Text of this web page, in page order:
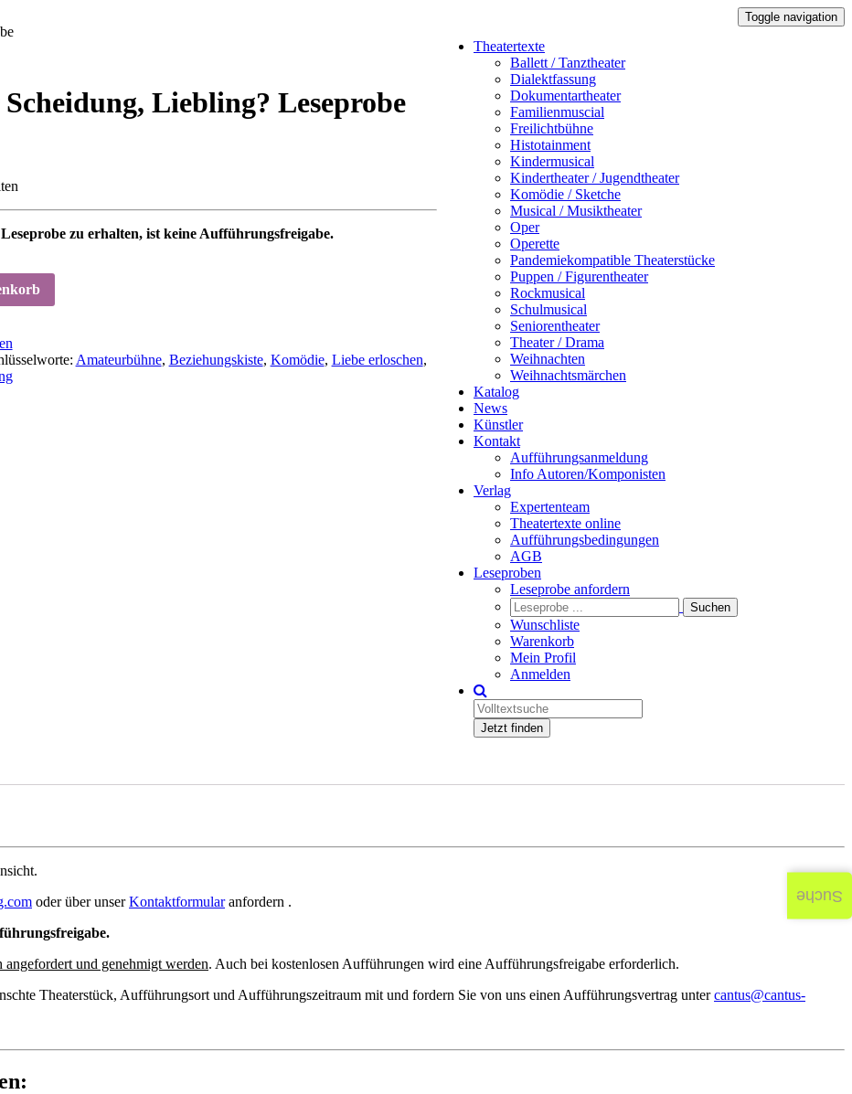
Toggle navigation
Theatertexte
Ballett / Tanztheater
Dialektfassung
Dokumentartheater
Familienmuscial
Freilichtbühne
Histotainment
Kindermusical
Kindertheater / Jugendtheater
Komödie / Sketche
Musical / Musiktheater
Oper
Operette
Pandemiekompatible Theaterstücke
Puppen / Figurentheater
Rockmusical
Schulmusical
Seniorentheater
Theater / Drama
Weihnachten
Weihnachtsmärchen
Katalog
News
Künstler
Kontakt
Aufführungsanmeldung
Info Autoren/Komponisten
Verlag
Expertenteam
Theatertexte online
Aufführungsbedingungen
AGB
Leseproben
Leseprobe anfordern
Wunschliste
Warenkorb
Mein Profil
Anmelden
Jetzt finden
Liebling? Leseprobe
zu erhalten, ist keine Aufführungsfreigabe.
Amateurbühne, Beziehungskiste, Komödie, Liebe erloschen,
oder über unserKontaktformularanfordern .
und genehmigt werden. Auch bei kostenlosen Aufführungen wird eine Aufführungsfreigabe erforderlich.
Theaterstück, Aufführungsort und Aufführungszeitraum mit und fordern Sie von uns einen Aufführungsvertrag untercantus@cantus-
Suche